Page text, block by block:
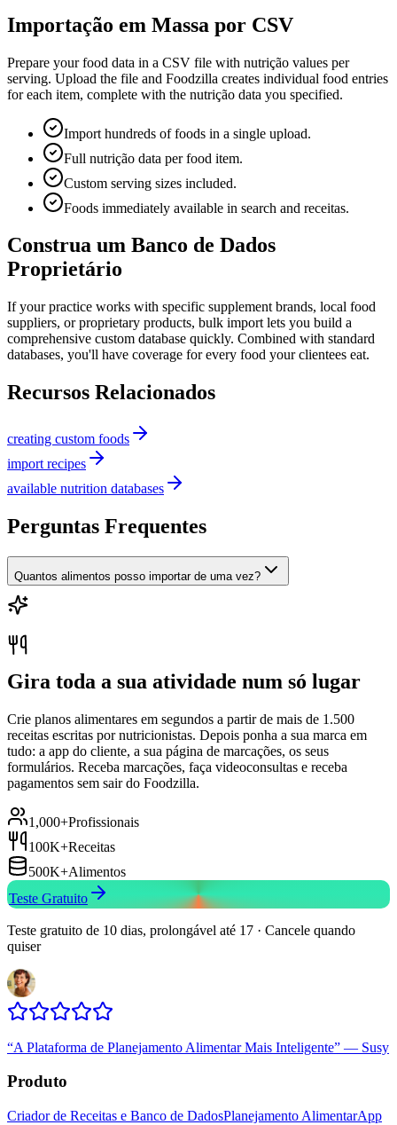
Importação em Massa por CSV
Prepare your food data in a CSV file with nutrição values per
serving. Upload the file and Foodzilla creates individual food entries
for each item, complete with the nutrição data you specified.
Import hundreds of foods in a single upload.
Full nutrição data per food item.
Custom serving sizes included.
Foods immediately available in search and receitas.
Construa um Banco de Dados
Proprietário
If your practice works with specific supplement brands, local food
suppliers, or proprietary products, bulk import lets you build a
comprehensive custom database quickly. Combined with standard
databases, you'll have coverage for every food your clientees eat.
Recursos Relacionados
creating custom foods
import recipes
available nutrition databases
Perguntas Frequentes
Quantos alimentos posso importar de uma vez?
Gira toda a sua atividade num só lugar
Crie planos alimentares em segundos a partir de mais de 1.500
receitas escritas por nutricionistas. Depois ponha a sua marca em
tudo: a app do cliente, a sua página de marcações, os seus
formulários. Receba marcações, faça videoconsultas e receba
pagamentos sem sair do Foodzilla.
1,000+Profissionais
100K+Receitas
500K+Alimentos
Teste Gratuito
Teste gratuito de 10 dias, prolongável até 17 · Cancele quando
quiser
“A Plataforma de Planejamento Alimentar Mais Inteligente” — Susy
Produto
Criador de Receitas e Banco de DadosPlanejamento AlimentarApp